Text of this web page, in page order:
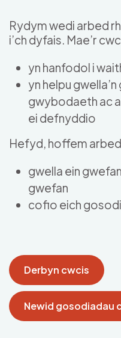
Rydym wedi arbed
i’ch dyfais. Mae’r
yn hanfodol i
yn helpu
gwybodaeth ac
ei defnyddio
Hefyd, hoffem
gwella ein
gwefan
cofio eich
Derbyn cwcis
Newid gosodiadau